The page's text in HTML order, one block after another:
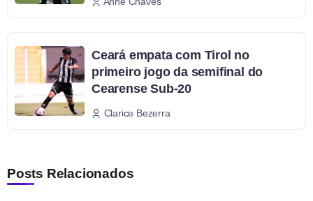
Ceará empata com Tirol no
primeiro jogo da semifinal do
Cearense Sub-20
Clarice Bezerra
Posts Relacionados